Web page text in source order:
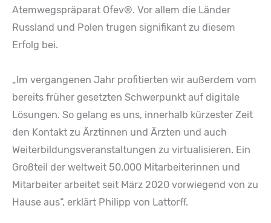
Atemwegspräparat Ofev®. Vor allem die Länder
Russland und Polen trugen signifikant zu diesem
Erfolg bei.
„Im vergangenen Jahr profitierten wir außerdem vom
bereits früher gesetzten Schwerpunkt auf digitale
Lösungen. So gelang es uns, innerhalb kürzester Zeit
den Kontakt zu Ärztinnen und Ärzten und auch
Weiterbildungsveranstaltungen zu virtualisieren. Ein
Großteil der weltweit 50.000 Mitarbeiterinnen und
Mitarbeiter arbeitet seit März 2020 vorwiegend von zu
Hause aus“, erklärt Philipp von Lattorff.